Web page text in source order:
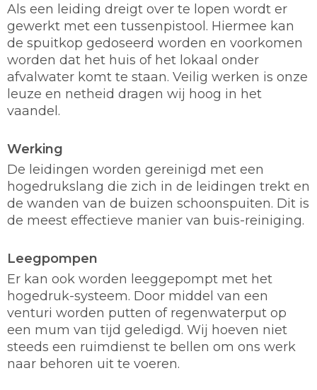
Als een leiding dreigt over te lopen wordt er
gewerkt met een tussenpistool. Hiermee kan
de spuitkop gedoseerd worden en voorkomen
worden dat het huis of het lokaal onder
afvalwater komt te staan. Veilig werken is onze
leuze en netheid dragen wij hoog in het
vaandel.
Werking
De leidingen worden gereinigd met een
hogedrukslang die zich in de leidingen trekt en
de wanden van de buizen schoonspuiten. Dit is
de meest effectieve manier van buis-reiniging.
Leegpompen
Er kan ook worden leeggepompt met het
hogedruk-systeem. Door middel van een
venturi worden putten of regenwaterput op
een mum van tijd geledigd. Wij hoeven niet
steeds een ruimdienst te bellen om ons werk
naar behoren uit te voeren.